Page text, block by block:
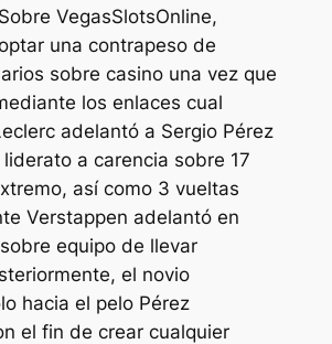
VegasSlotsOnline,
una contrapeso de
sobre casino una vez que
los enlaces cual
adelantó a Sergio Pérez
a carencia sobre 17
así­ como 3 vueltas
Verstappen adelantó en
equipo de llevar
el novio
hacia el pelo Pérez
el fin de crear cualquier